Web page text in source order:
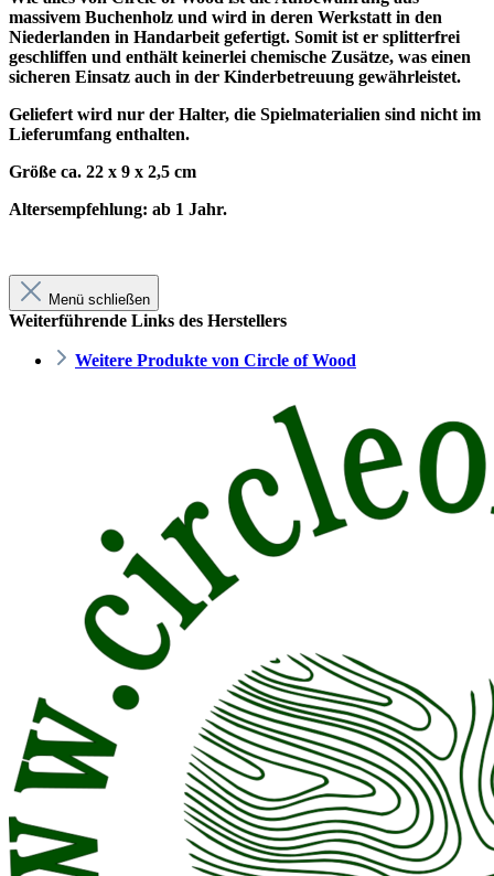
massivem Buchenholz und wird in deren Werkstatt in den
Niederlanden in Handarbeit gefertigt. Somit ist er splitterfrei
geschliffen und enthält keinerlei chemische Zusätze, was einen
sicheren Einsatz auch in der Kinderbetreuung gewährleistet.
Geliefert wird nur der Halter, die Spielmaterialien sind nicht im
Lieferumfang enthalten.
Größe ca. 22 x 9 x 2,5 cm
Altersempfehlung: ab 1 Jahr.
Menü schließen
Weiterführende Links des Herstellers
Weitere Produkte von Circle of Wood